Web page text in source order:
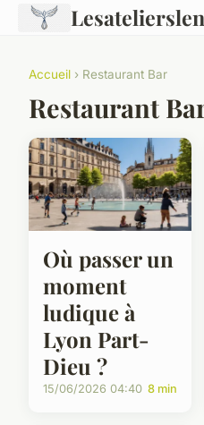
Accueil › Restaurant Bar
Restaurant
Où passer un
moment
ludique à
Lyon Part-
Dieu ?
15/06/2026 04:40 8 min